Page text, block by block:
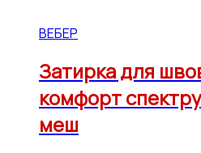
ВЕБЕР
Затирка для
комфорт
меш